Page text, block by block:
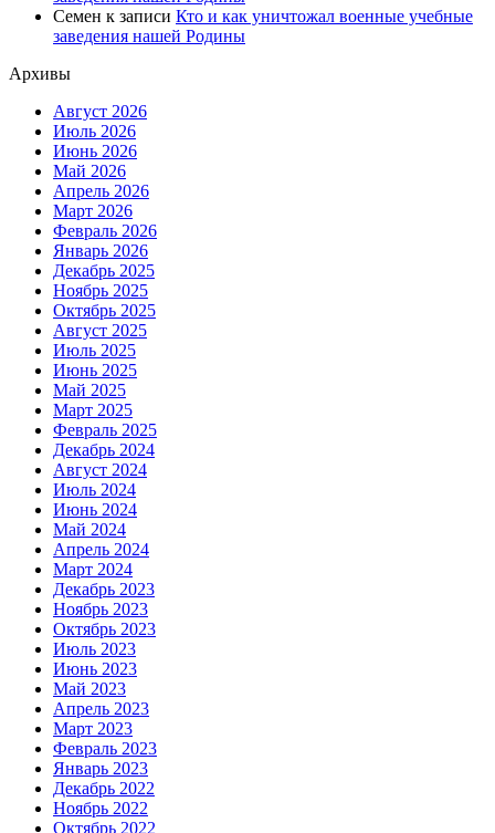
Семен к записи Кто и как уничтожал военные учебные
заведения нашей Родины
Архивы
Август 2026
Июль 2026
Июнь 2026
Май 2026
Апрель 2026
Март 2026
Февраль 2026
Январь 2026
Декабрь 2025
Ноябрь 2025
Октябрь 2025
Август 2025
Июль 2025
Июнь 2025
Май 2025
Март 2025
Февраль 2025
Декабрь 2024
Август 2024
Июль 2024
Июнь 2024
Май 2024
Апрель 2024
Март 2024
Декабрь 2023
Ноябрь 2023
Октябрь 2023
Июль 2023
Июнь 2023
Май 2023
Апрель 2023
Март 2023
Февраль 2023
Январь 2023
Декабрь 2022
Ноябрь 2022
Октябрь 2022